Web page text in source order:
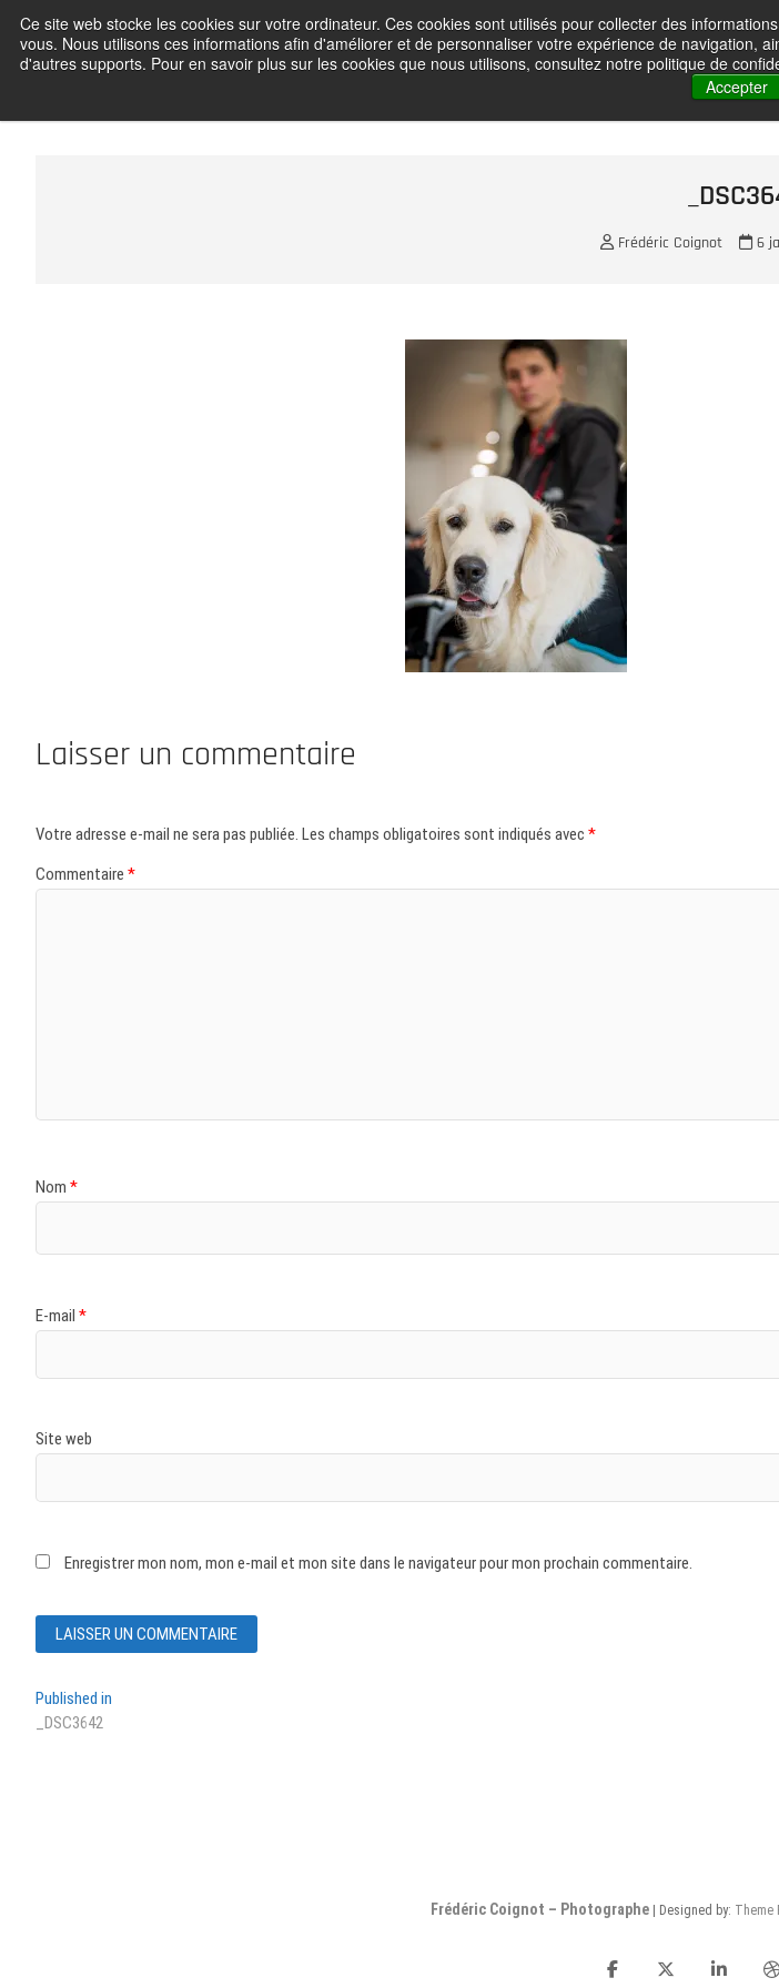
Ce site web stocke les cookies sur votre ordinateur. Ces cookies sont utilisés pour collecter des
vous. Nous utilisons ces informations afin d'améliorer et de personnaliser votre expérience de navigation,
d'autres supports. Pour en savoir plus sur les cookies que nous utilisons, consultez notre politique de
Accepter
content
Frédéric Coignot –
HOME GALLERY ABOUT
Frédéric Coignot 6
Laisser un commentaire
Votre adresse e-mail ne sera pas publiée. Les champs obligatoires sont indiqués avec *
Commentaire *
Nom *
E-mail *
Site web
Enregistrer mon nom, mon e-mail et mon site dans le navigateur pour mon prochain commentaire.
Navigation
de
Published in
_DSC3642
Frédéric Coignot – Photographe| Designed by: Theme
facebooktwitter